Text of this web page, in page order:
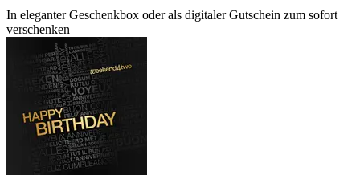
In eleganter Geschenkbox oder als digitaler Gutschein zum sofort
verschenken